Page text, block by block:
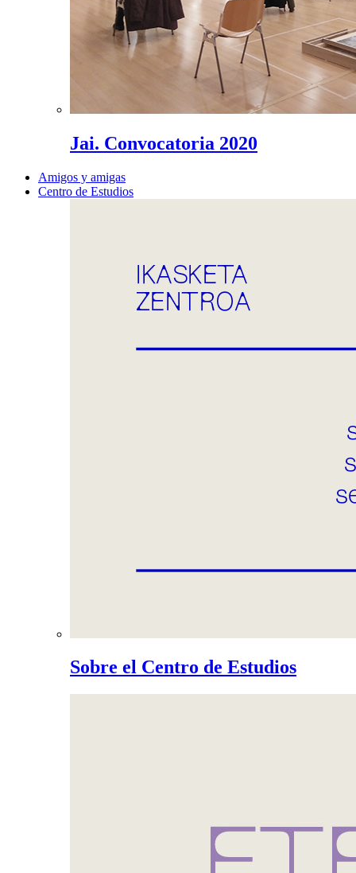
Jai. Convocatoria 2020
Amigos y amigas
Centro de Estudios
Sobre el Centro de Estudios